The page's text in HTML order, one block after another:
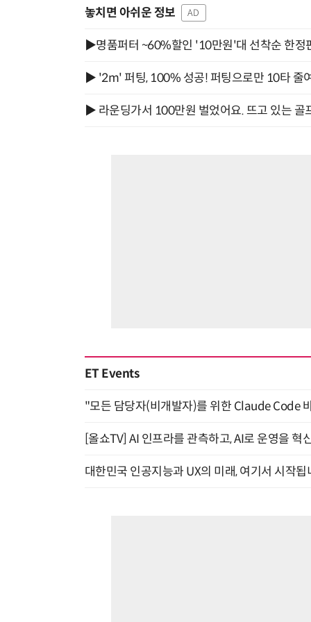
놓치면 아쉬운 정보 AD
▶명품퍼터 ~60%할인 '10만원'대 선착순 한정
▶ '2m' 퍼팅, 100% 성공! 퍼팅으로만 10타 줄
▶ 라운딩가서 100만원 벌었어요. 뜨고 있는 골
ET Events
"모든 담당자(비개발자)를 위한 Claude Code
[올쇼TV] AI 인프라를 관측하고, AI로 운영을 혁
대한민국 인공지능과 UX의 미래, 여기서 시작